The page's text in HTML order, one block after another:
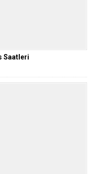
Saatleri